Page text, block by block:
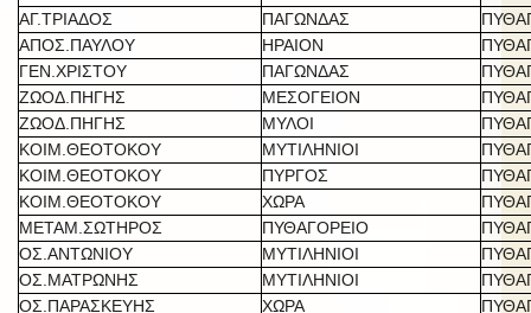
ΑΓ.ΤΡΙΑΔΟΣ
ΠΑΓΩΝΔΑΣ
ΑΠΟΣ.ΠΑΥΛΟΥ
ΗΡΑΙΟΝ
ΓΕΝ.ΧΡΙΣΤΟΥ
ΠΑΓΩΝΔΑΣ
ΖΩΟΔ.ΠΗΓΗΣ
ΜΕΣΟΓΕΙΟΝ
ΖΩΟΔ.ΠΗΓΗΣ
ΜΥΛΟΙ
ΚΟΙΜ.ΘΕΟΤΟΚΟΥ
ΜΥΤΙΛΗΝΙΟΙ
ΚΟΙΜ.ΘΕΟΤΟΚΟΥ
ΠΥΡΓΟΣ
ΚΟΙΜ.ΘΕΟΤΟΚΟΥ
ΧΩΡΑ
ΜΕΤΑΜ.ΣΩΤΗΡΟΣ
ΠΥΘΑΓΟΡΕΙΟ
ΟΣ.ΑΝΤΩΝΙΟΥ
ΜΥΤΙΛΗΝΙΟΙ
ΟΣ.ΜΑΤΡΩΝΗΣ
ΜΥΤΙΛΗΝΙΟΙ
ΟΣ.ΠΑΡΑΣΚΕΥΗΣ
ΧΩΡΑ